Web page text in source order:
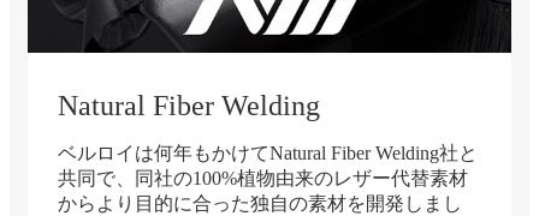
Natural Fiber Welding
ベルロイは何年もかけてNatural Fiber Welding社と
共同で、同社の100%植物由来のレザー代替素材
からより目的に合った独自の素材を開発しまし